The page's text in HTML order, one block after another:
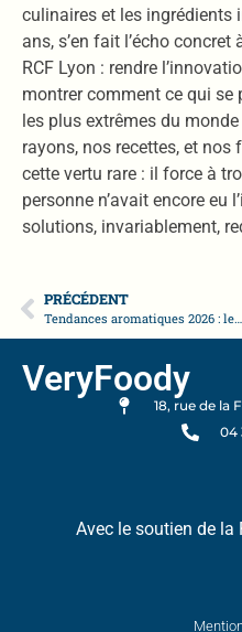
culinaires et les ingrédients
ans, s’en fait l’écho
RCF Lyon : rendre
montrer comment ce qui se
les plus extrêmes du
rayons, nos recettes, et nos
cette vertu rare : il force à
personne n’avait encore eu
solutions, invariablement,
PRÉCÉDENT
Tendances aromatiques 2026 : les nouvelles saveurs qui transforment l’innovation agroalimentaire
VeryFoody
18, rue de la
04
Avec le soutien de la